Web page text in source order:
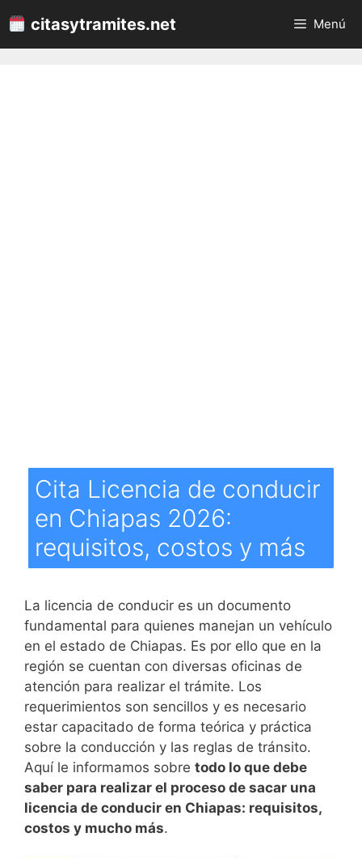
al
contenido
citasytramites.net Menú
Cita Licencia de conducir
en Chiapas 2026:
requisitos, costos y más
La licencia de conducir es un documento
fundamental para quienes manejan un vehículo
en el estado de Chiapas. Es por ello que en la
región se cuentan con diversas oficinas de
atención para realizar el trámite. Los
requerimientos son sencillos y es necesario
estar capacitado de forma teórica y práctica
sobre la conducción y las reglas de tránsito.
Aquí le informamos sobre todo lo que debe
saber para realizar el proceso de sacar una
licencia de conducir en Chiapas: requisitos,
costos y mucho más.